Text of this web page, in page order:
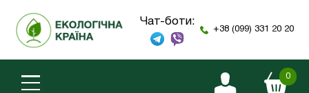
Чат-боти:
+38 (099) 331 20 20
0